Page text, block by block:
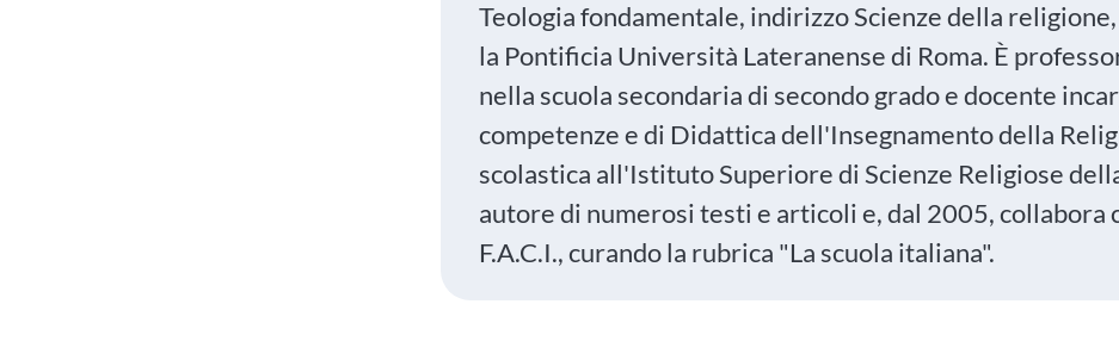
Teologia fondamentale, indirizzo Scienze della
la Pontificia Università Lateranense di Roma. È
nella scuola secondaria di secondo grado e docente
competenze e di Didattica dell'Insegnamento della
scolastica all'Istituto Superiore di Scienze Religiose
autore di numerosi testi e articoli e, dal 2005, collabora
F.A.C.I., curando la rubrica "La scuola italiana".